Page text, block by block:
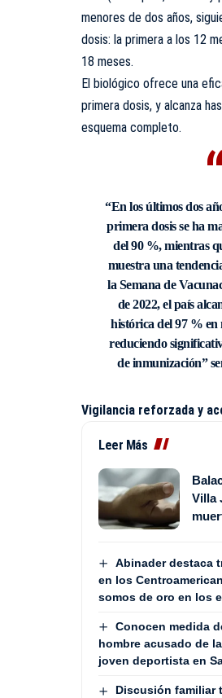
menores de dos años,
dosis: la primera a los 12
18 meses.
El biológico ofrece una
primera dosis, y alcanza
esquema completo.
“En los últimos dos
primera dosis se ha
del 90 %, mientras
muestra una
la Semana de
de 2022, el país
histórica del 97 % en
reduciendo
de inmunización”
Vigilancia reforzada y
Leer Más
Villa
Abinader destaca
en los
somos de oro en los
Conocen medida
hombre acusado de
joven deportista en
Discusión familiar